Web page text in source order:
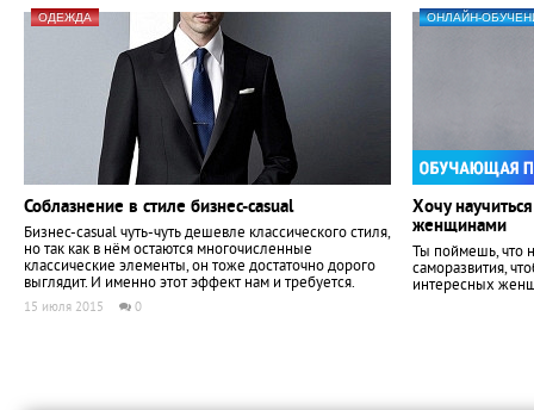
ОДЕЖДА
Соблазнение в стиле бизнес-casual
Бизнес-casual чуть-чуть дешевле классического стиля,
но так как в нём остаются многочисленные
классические элементы, он тоже достаточно дорого
выглядит. И именно этот эффект нам и требуется.
15 июля 2015 0
ОНЛАЙН-
Хочу
женщинами
Ты поймешь, что
саморазвития,
интересных